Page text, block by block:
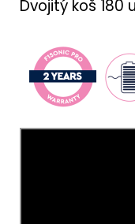
Dvojitý koš 180